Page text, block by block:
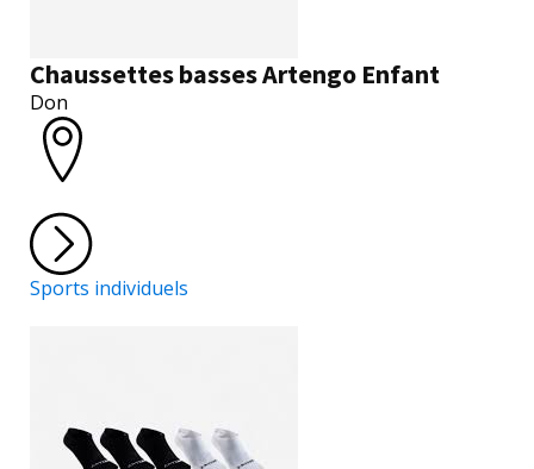
Chaussettes basses Artengo Enfant
Don
Sports individuels